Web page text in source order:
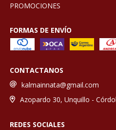
PROMOCIONES
FORMAS DE ENVÍO
CONTACTANOS
kalmainnata@gmail.com
Azopardo 30, Unquillo -
REDES SOCIALES